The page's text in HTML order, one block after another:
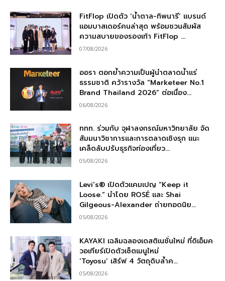
FitFlop เปิดตัว ‘น้ำตาล-ทิพนารี’ แบรนด์
แอมบาสเดอร์คนล่าสุด พร้อมชวนสัมผัส
ความสบายของรองเท้า FitFlop ...
07/08/2026
ออรา ตอกย้ำความเป็นผู้นำตลาดน้ำแร่
ธรรมชาติ คว้ารางวัล “Marketeer No.1
Brand Thailand 2026” ต่อเนื่อง...
06/08/2026
ททท. ร่วมกับ จุฬาลงกรณ์มหาวิทยาลัย จัด
สัมมนาวิชาการและการตลาดเชิงรุก แนะ
เคล็ดลับปรับธุรกิจท่องเที่ยว...
05/08/2026
Levi’s® เปิดตัวแคมเปญ “Keep it
Loose.” นำโดย ROSÉ และ Shai
Gilgeous-Alexander ถ่ายทอดนิย...
05/08/2026
KAYAKI เฉลิมฉลองเดสติเนชั่นใหม่ ที่ดิเอ็มค
วอเทียร์เปิดตัวเซ็ตเมนูใหม่
‘Toyosu’ เสิร์ฟ 4 วัตถุดิบล้ำค...
05/08/2026